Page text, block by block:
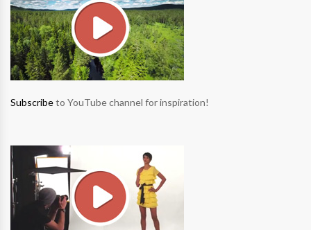
Subscribeto YouTube channel for inspiration!